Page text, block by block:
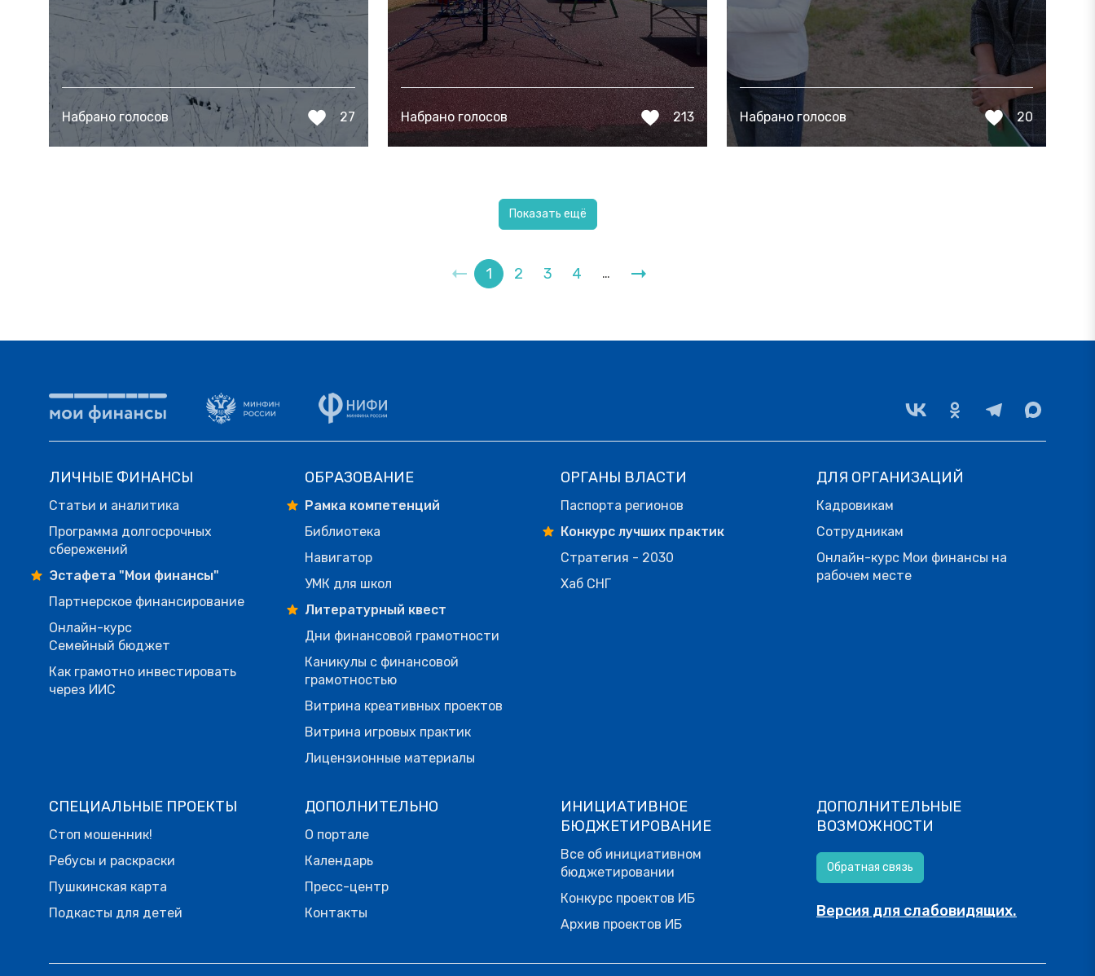
Набрано голосов 27 Набрано голосов 213 Набрано голосов 20
Показать ещё
1 2 3 4 …
ЛИЧНЫЕ ФИНАНСЫ
Статьи и аналитика
Программа долгосрочных
сбережений
Эстафета "Мои финансы"
Партнерское финансирование
Онлайн-курс
Семейный бюджет
Как грамотно инвестировать
через ИИС
ОБРАЗОВАНИЕ
Рамка компетенций
Библиотека
Навигатор
УМК для школ
Литературный квест
Дни финансовой грамотности
Каникулы с финансовой
грамотностью
Витрина креативных проектов
Витрина игровых практик
Лицензионные материалы
ОРГАНЫ ВЛАСТИ
Паспорта регионов
Конкурс лучших практик
Стратегия - 2030
Хаб СНГ
ДЛЯ ОРГАНИЗАЦИЙ
Кадровикам
Сотрудникам
Онлайн-курс Мои финансы на
рабочем месте
СПЕЦИАЛЬНЫЕ ПРОЕКТЫ
Стоп мошенник!
Ребусы и раскраски
Пушкинская карта
Подкасты для детей
ДОПОЛНИТЕЛЬНО
О портале
Календарь
Пресс-центр
Контакты
ИНИЦИАТИВНОЕ
БЮДЖЕТИРОВАНИЕ
Все об инициативном
бюджетировании
Конкурс проектов ИБ
Архив проектов ИБ
ДОПОЛНИТЕЛЬНЫЕ
ВОЗМОЖНОСТИ
Обратная связь
Версия для слабовидящих.